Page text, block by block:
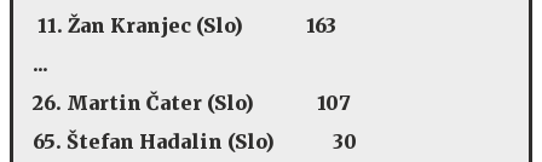
11. Žan Kranjec (Slo) 163
...
26. Martin Čater (Slo) 107
65. Štefan Hadalin (Slo) 30